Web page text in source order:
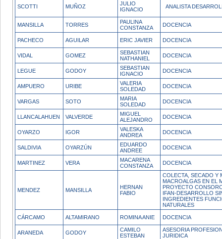
SCOTTI MUÑOZ
JULIO
IGNACIO
ANALISTA
MANSILLA TORRES
PAULINA
CONSTANZA
DOCENCIA
PACHECO AGUILAR ERIC JAVIER DOCENCIA
VIDAL GOMEZ
SEBASTIAN
NATHANIEL
DOCENCIA
LEGUE GODOY
SEBASTIAN
IGNACIO
DOCENCIA
AMPUERO URIBE
VALERIA
SOLEDAD
DOCENCIA
VARGAS SOTO
MARIA
SOLEDAD
DOCENCIA
LLANCALAHUEN VALVERDE
MIGUEL
ALEJANDRO
DOCENCIA
OYARZO IGOR
VALESKA
ANDREA
DOCENCIA
SALDIVIA OYARZÚN
EDUARDO
ANDREE
DOCENCIA
MARTINEZ VERA
MACARENA
CONSTANZA
DOCENCIA
MENDEZ MANSILLA
HERNAN
FABIO
COLECTA, SECADO Y
MACROALGAS EN EL
PROYECTO
IFAN-DESARROLLO
INGREDIENTES
NATURALES
CÁRCAMO ALTAMIRANO ROMINA ANIE DOCENCIA
ARANEDA GODOY
CAMILO
ESTEBAN
ASESORIA
JURIDICA